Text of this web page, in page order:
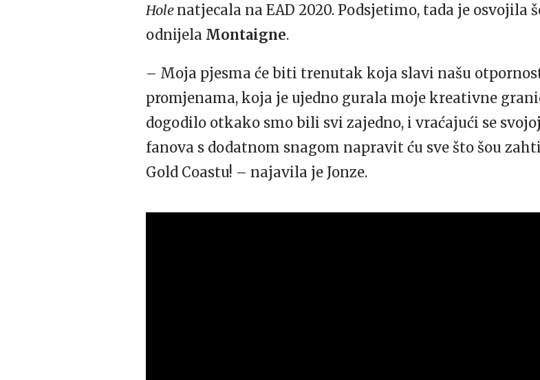
Hole natjecala na EAD 2020. Podsjetimo, tada je osvojila
odnijela Montaigne.
– Moja pjesma će biti trenutak koja slavi našu
promjenama, koja je ujedno gurala moje kreativne
dogodilo otkako smo bili svi zajedno, i vraćajući se
fanova s dodatnom snagom napravit ću sve što šou
Gold Coastu! – najavila je Jonze.